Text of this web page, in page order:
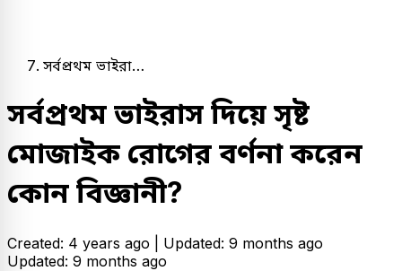
সর্বপ্রথম ভাইরা…
সর্বপ্রথম ভাইরাস দিয়ে সৃষ্ট
মােজাইক রােগের বর্ণনা করেন
কোন বিজ্ঞানী?
Created: 4 years ago | Updated: 9 months ago
Updated: 9 months ago